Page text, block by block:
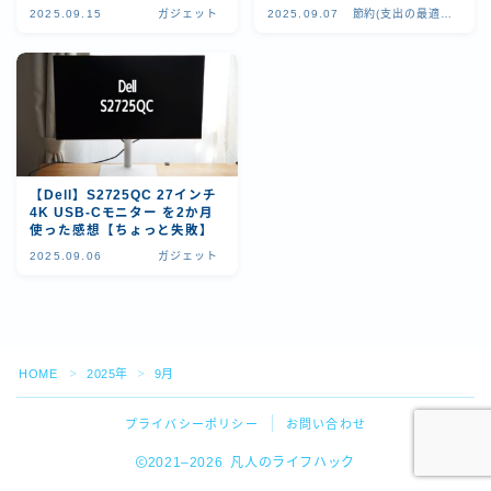
2025.09.15 ガジェット 2025.09.07
節約(支出の最適
【Dell】S2725QC 27インチ
4K USB-Cモニター を2か月
使った感想【ちょっと失敗】
2025.09.06 ガジェット
HOME ＞ 2025年 ＞ 9月
プライバシーポリシー お問い合わせ
2021–2026 凡人のライフハック